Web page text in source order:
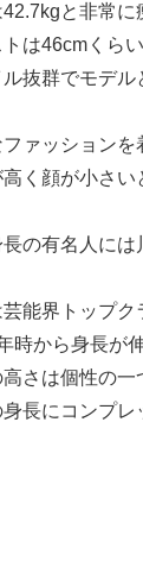
と非常に
トは46cmくら
ル抜群でモデ
ァッションを
高く顔が小さ
長の有名人に
能界トップク
時から身長が
さは個性の一
身長にコンプ